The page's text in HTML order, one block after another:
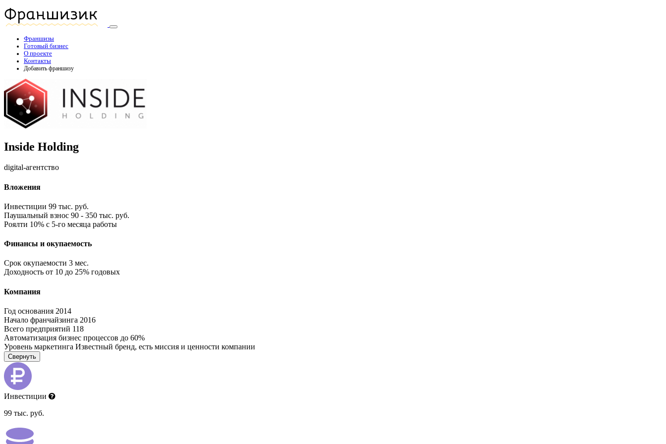
Франшизы
Готовый бизнес
О проекте
Контакты
Добавить франшизу
Inside Holding
digital-агентство
Вложения
Инвестиции 99 тыс. руб.
Паушальный взнос 90 - 350 тыс. руб.
Роялти 10% с 5-го месяца работы
Финансы и окупаемость
Срок окупаемости 3 мес.
Доходность от 10 до 25% годовых
Компания
Год основания 2014
Начало франчайзинга 2016
Всего предприятий 118
Автоматизация бизнес процессов до 60%
Уровень маркетинга Известный бренд, есть миссия и ценности компании
Свернуть
Инвестиции
99 тыс. руб.